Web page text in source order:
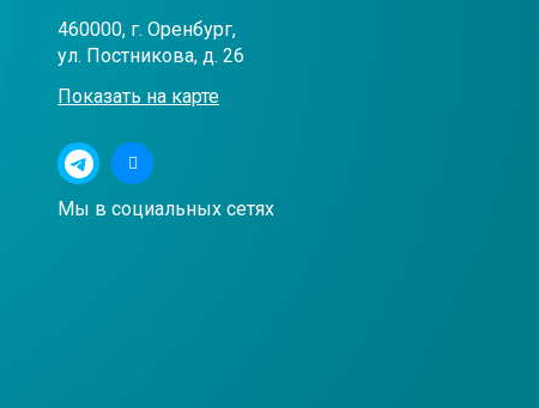
460000, г. Оренбург,
ул. Постникова, д. 26
Показать на карте
Мы в социальных сетях